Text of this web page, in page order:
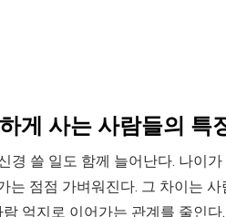
게 사는 사람들의 특
쓸 일도 함께 늘어난다. 나이가
는 점점 가벼워진다. 그 차이는 사
억지로 이어가는 관계를 줄인다